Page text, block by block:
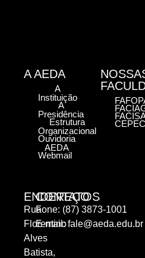
ENDEREÇO
Rua
Florentino
Alves
Batista,
CONTATOS
Fone: (87) 3873-1001
E-mail:fale@aeda.edu.br
A AEDA
A
Instituição
A
Presidência
Estrutura
Organizacional
Ouvidoria
AEDA
Webmail
CEPEC